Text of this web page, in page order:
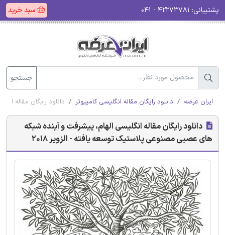
پشتیبانی: سبد خرید
جستجو
ایران عرضه دانلود رایگان مقاله انگلیسی کامپیوتر دانلود رایگان مقاله
دانلود رایگان مقاله انگلیسی الهام، پیشرفت و آینده شبکه
های عصبی مصنوعی پلاستیک توسعه یافته - الزویر 2018